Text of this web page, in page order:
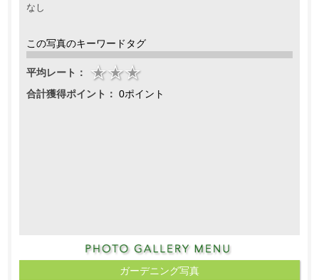
なし
この写真のキーワードタグ
平均レート：
合計獲得ポイント： 0ポイント
ガーデニング写真